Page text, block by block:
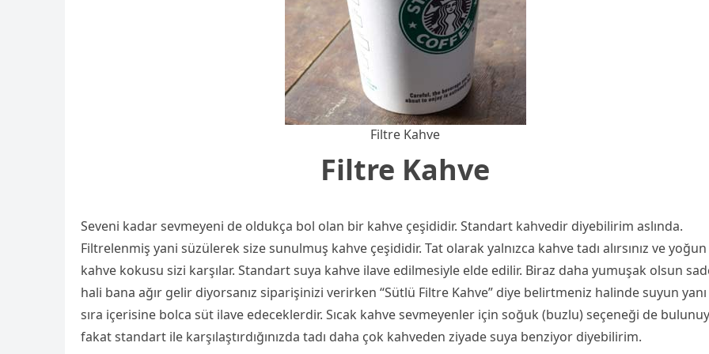
Filtre Kahve
Filtre Kahve
Seveni kadar sevmeyeni de oldukça bol olan bir kahve çeşididir. Standart kahvedir diyebilirim aslında.
Filtrelenmiş yani süzülerek size sunulmuş kahve çeşididir. Tat olarak yalnızca kahve tadı alırsınız ve
kahve kokusu sizi karşılar. Standart suya kahve ilave edilmesiyle elde edilir. Biraz daha yumuşak olsun
hali bana ağır gelir diyorsanız siparişinizi verirken “Sütlü Filtre Kahve” diye belirtmeniz halinde suyun yanı
sıra içerisine bolca süt ilave edeceklerdir. Sıcak kahve sevmeyenler için soğuk (buzlu) seçeneği de
fakat standart ile karşılaştırdığınızda tadı daha çok kahveden ziyade suya benziyor diyebilirim.